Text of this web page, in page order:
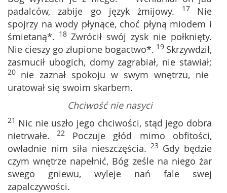
padalców, zabije go język żmijowy. 17 Nie
spojrzy na wody płynące, choć płyną miodem i
śmietaną*. 18 Zwrócił swój zysk nie połknięty.
Nie cieszy go złupione bogactwo*. 19 Skrzywdził,
zasmucił ubogich, domy zagrabiał, nie stawiał;
20 nie zaznał spokoju w swym wnętrzu, nie
uratował się swoim skarbem.
Chciwość nie nasyci
21 Nic nie uszło jego chciwości, stąd jego dobra
nietrwałe. 22 Poczuje głód mimo obfitości,
owładnie nim siła nieszczęścia. 23 Gdy będzie
czym wnętrze napełnić, Bóg ześle na niego żar
swego gniewu, wyleje nań fale swej
zapalczywości.